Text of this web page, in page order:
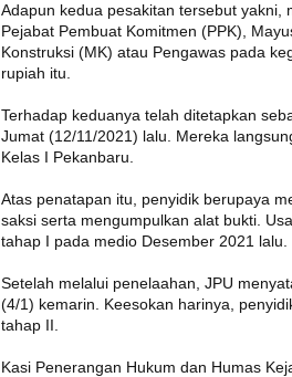
Adapun kedua pesakitan tersebut yakni,
Pejabat Pembuat Komitmen (PPK),
Konstruksi (MK) atau Pengawas pada
rupiah itu.
Terhadap keduanya telah ditetapkan
Jumat (12/11/2021) lalu. Mereka
Kelas I Pekanbaru.
Atas penatapan itu, penyidik berupaya
saksi serta mengumpulkan alat bukti.
tahap I pada medio Desember 2021 lalu.
Setelah melalui penelaahan, JPU
(4/1) kemarin. Keesokan harinya,
tahap II.
Kasi Penerangan Hukum dan Humas